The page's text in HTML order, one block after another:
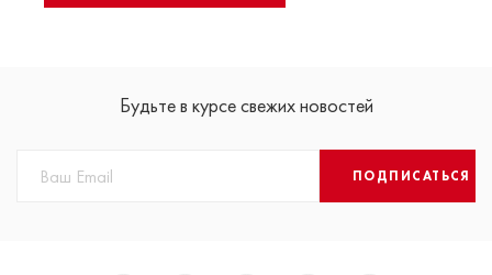
Будьте в курсе свежих новостей
ПОДПИСАТЬСЯ